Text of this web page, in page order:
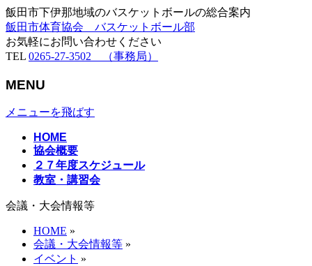
飯田市下伊那地域のバスケットボールの総合案内
飯田市体育協会 バスケットボール部
お気軽にお問い合わせください
TEL 0265-27-3502 （事務局）
MENU
メニューを飛ばす
HOME
協会概要
２７年度スケジュール
教室・講習会
会議・大会情報等
HOME »
会議・大会情報等 »
イベント »